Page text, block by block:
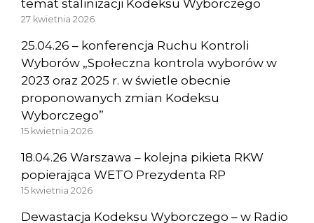
temat stalinizacji Kodeksu Wyborczego
27 kwietnia 2026
25.04.26 – konferencja Ruchu Kontroli
Wyborów „Społeczna kontrola wyborów w
2023 oraz 2025 r. w świetle obecnie
proponowanych zmian Kodeksu
Wyborczego”
15 kwietnia 2026
18.04.26 Warszawa – kolejna pikieta RKW
popierająca WETO Prezydenta RP
15 kwietnia 2026
Dewastacja Kodeksu Wyborczego – w Radio